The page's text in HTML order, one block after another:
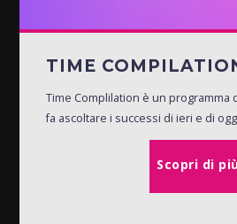
TIME
Time Complilation è un programma
fa ascoltare i successi di ieri e di
Scopri di